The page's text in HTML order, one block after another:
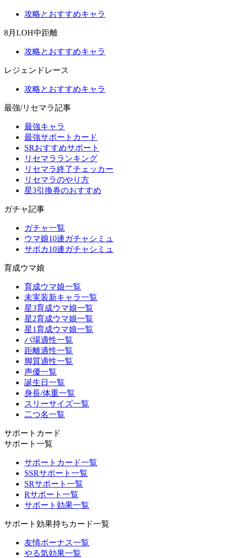
攻略とおすすめキャラ
8月LOH中距離
攻略とおすすめキャラ
レジェンドレース
攻略とおすすめキャラ
最強/リセマラ記事
最強キャラ
最強サポートカード
SRおすすめサポート
リセマラランキング
リセマラ終了チェッカー
リセマラのやり方
星3引換券のおすすめ
ガチャ記事
ガチャ一覧
ウマ娘10連ガチャシミュ
サポカ10連ガチャシミュ
育成ウマ娘
育成ウマ娘一覧
未実装新キャラ一覧
星3育成ウマ娘一覧
星2育成ウマ娘一覧
星1育成ウマ娘一覧
バ場適性一覧
距離適性一覧
脚質適性一覧
声優一覧
誕生日一覧
身長/体重一覧
スリーサイズ一覧
二つ名一覧
サポートカード
サポート一覧
サポートカード一覧
SSRサポート一覧
SRサポート一覧
Rサポート一覧
サポート効果一覧
サポート効果持ちカード一覧
友情ボーナス一覧
やる気効果一覧